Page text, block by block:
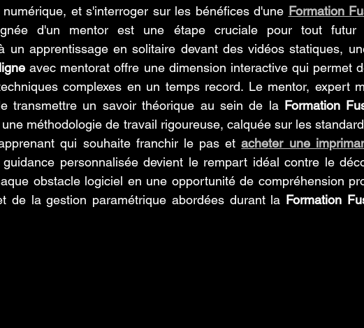
et s'interroger sur les bénéfices d'une Formation
d'un mentor est une étape cruciale pour tout futur
un apprentissage en solitaire devant des vidéos statiques,
avec mentorat offre une dimension interactive qui permet
complexes en un temps record. Le mentor, expert
transmettre un savoir théorique au sein de la Formation
méthodologie de travail rigoureuse, calquée sur les
qui souhaite franchir le pas et acheter une
personnalisée devient le rempart idéal contre le
obstacle logiciel en une opportunité de compréhension
de la gestion paramétrique abordées durant la Formation